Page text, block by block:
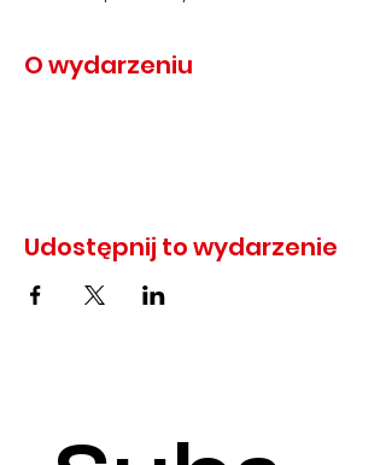
O wydarzeniu
Udostępnij to wydarzenie